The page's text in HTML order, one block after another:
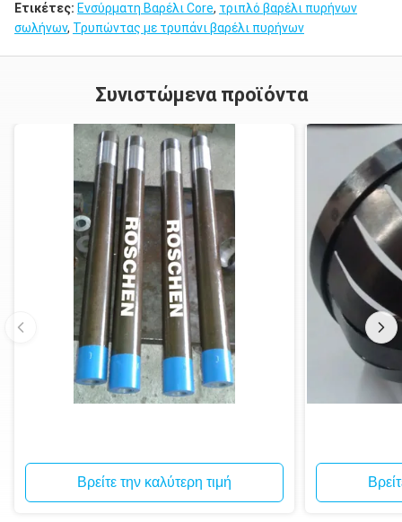
Ετικέτες: Ενσύρματη Βαρέλι Core, τριπλό βαρέλι πυρήνων
σωλήνων, Τρυπώντας με τρυπάνι βαρέλι πυρήνων
Συνιστώμενα προϊόντα
Βρείτε την καλύτερη τιμή